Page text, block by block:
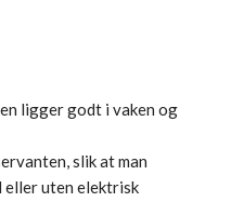
ligger godt i vaken og
slik at man
eller uten elektrisk